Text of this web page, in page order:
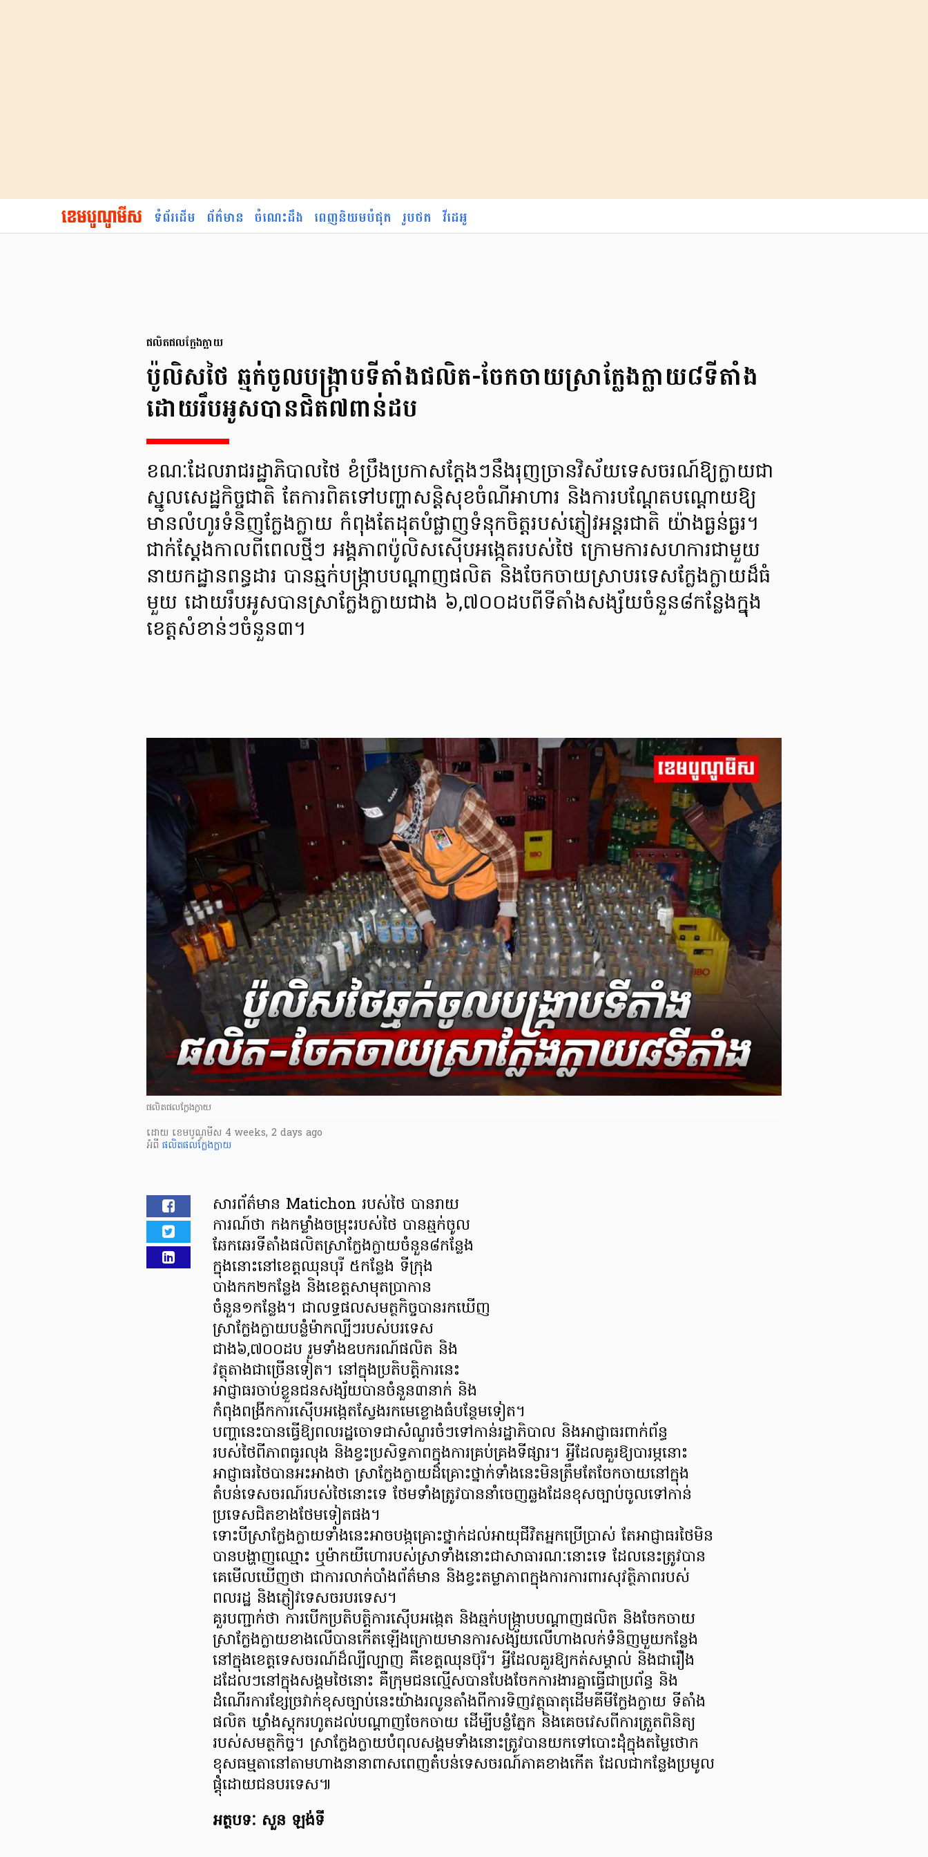
ទំព័រដើម ព័ត៌មាន ចំណេះដឹង ពេញនិយមបំផុត រូបថត វីដេអូ
ផលិតផលក្លែងក្លាយ
ប៉ូលិសថៃ ឆ្មក់ចូលបង្ក្រាបទីតាំងផលិត-ចែកចាយស្រាក្លែងក្លាយ៨ទីតាំង
ដោយរឹបអូសបានជិត៧ពាន់ដប
ខណៈដែលរាជរដ្ឋាភិបាលថៃ ខំប្រឹងប្រកាសក្តែងៗនឹងរុញច្រានវិស័យទេសចរណ៍ឱ្យក្លាយជា
ស្នូលសេដ្ឋកិច្ចជាតិ តែការពិតទៅបញ្ហាសន្តិសុខចំណីអាហារ និងការបណ្តែតបណ្តោយឱ្យ
មានលំហូរទំនិញក្លែងក្លាយ កំពុងតែដុតបំផ្លាញទំនុកចិត្តរបស់ភ្ញៀវអន្តរជាតិ យ៉ាងធ្ងន់ធ្ងរ។
ជាក់ស្តែងកាលពីពេលថ្មីៗ អង្គភាពប៉ូលិសស៊ើបអង្កេតរបស់ថៃ ក្រោមការសហការជាមួយ
នាយកដ្ឋានពន្ធដារ បានឆ្មក់បង្ក្រាបបណ្តាញផលិត និងចែកចាយស្រាបរទេសក្លែងក្លាយដ៏ធំ
មួយ ដោយរឹបអូសបានស្រាក្លែងក្លាយជាង ៦,៧០០ដបពីទីតាំងសង្ស័យចំនួន៨កន្លែងក្នុង
ខេត្តសំខាន់ៗចំនួន៣។
ផលិតផលក្លែងក្លាយ
ដោយ ​ ខេមបូណូមីស 4 weeks, 2 days ago
អំពី ផលិតផលក្លែងក្លាយ
សារព័ត៌មាន Matichon របស់ថៃ បានរាយ
ការណ៍ថា កងកម្លាំងចម្រុះរបស់ថៃ បានឆ្មក់ចូល
ឆែកឆេរទីតាំងផលិតស្រាក្លែងក្លាយចំនួន៨កន្លែង
ក្នុងនោះនៅខេត្តឈុនបុរី ៥កន្លែង ទីក្រុង
បាងកក២កន្លែង និងខេត្តសាមុតប្រាកាន
ចំនួន១កន្លែង។ ជាលទ្ធផលសមត្ថកិច្ចបានរកឃើញ
ស្រាក្លែងក្លាយបន្លំម៉ាកល្បីៗរបស់បរទេស
ជាង៦,៧០០ដប រួមទាំងឧបករណ៍ផលិត និង
វត្ថុតាងជាច្រើនទៀត។ នៅក្នុងប្រតិបត្តិការនេះ
អាជ្ញាធរចាប់ខ្លួនជនសង្ស័យបានចំនួន៣នាក់ និង
កំពុងពង្រីកការស៊ើបអង្កេតស្វែងរកមេខ្លោងធំបន្ថែមទៀត។
បញ្ហានេះបានធ្វើឱ្យពលរដ្ឋចោទជាសំណួរចំៗទៅកាន់រដ្ឋាភិបាល និងអាជ្ញាធរពាក់ព័ន្ធ
របស់ថៃពីភាពធូរលុង និងខ្វះប្រសិទ្ធភាពក្នុងការគ្រប់គ្រងទីផ្សារ។ អ្វីដែលគួរឱ្យបារម្ភនោះ
អាជ្ញាធរថៃបានអះអាងថា ស្រាក្លែងក្លាយដ៏គ្រោះថ្នាក់ទាំងនេះមិនត្រឹមតែចែកចាយនៅក្នុង
តំបន់ទេសចរណ៍របស់ថៃនោះទេ ថែមទាំងត្រូវបាននាំចេញឆ្លងដែនខុសច្បាប់ចូលទៅកាន់
ប្រទេសជិតខាងថែមទៀតផង។
ទោះបីស្រាក្លែងក្លាយទាំងនេះអាចបង្កគ្រោះថ្នាក់ដល់អាយុជីវិតអ្នកប្រើប្រាស់ តែអាជ្ញាធរថៃមិន
បានបង្ហាញឈ្មោះ ឬម៉ាកយីហោរបស់ស្រាទាំងនោះជាសាធារណៈនោះទេ ដែលនេះត្រូវបាន
គេមើលឃើញថា ជាការលាក់បាំងព័ត៌មាន និងខ្វះតម្លាភាពក្នុងការការពារសុវត្ថិភាពរបស់
ពលរដ្ឋ និងភ្ញៀវទេសចរបរទេស។
គួរបញ្ជាក់ថា ការបើកប្រតិបត្តិការស៊ើបអង្កេត និងឆ្មក់បង្ក្រាបបណ្តាញផលិត និងចែកចាយ
ស្រាក្លែងក្លាយខាងលើបានកើតឡើងក្រោយមានការសង្ស័យលើហាងលក់ទំនិញមួយកន្លែង
នៅក្នុងខេត្តទេសចរណ៍ដ៏ល្បីល្បាញ គឺខេត្តឈុនប៊ុរី។ អ្វីដែលគួរឱ្យកត់សម្គាល់ និងជារឿង
ដដែលៗនៅក្នុងសង្គមថៃនោះ គឺក្រុមជនល្មើសបានបែងចែកការងារគ្នាធ្វើជាប្រព័ន្ធ និង
ដំណើរការខ្សែច្រវាក់ខុសច្បាប់នេះយ៉ាងរលូនតាំងពីការទិញវត្ថុធាតុដើមគីមីក្លែងក្លាយ ទីតាំង
ផលិត ឃ្លាំងស្តុករហូតដល់បណ្តាញចែកចាយ ដើម្បីបន្លំភ្នែក និងគេចវេសពីការត្រួតពិនិត្យ
របស់សមត្ថកិច្ច។ ស្រាក្លែងក្លាយបំពុលសង្គមទាំងនោះត្រូវបានយកទៅបោះដុំក្នុងតម្លៃថោក
ខុសធម្មតានៅតាមហាងនានាពាសពេញតំបន់ទេសចរណ៍ភាគខាងកើត ដែលជាកន្លែងប្រមូល
ផ្តុំដោយជនបរទេស៕
អត្ថបទៈ សួន ឡង់ទី